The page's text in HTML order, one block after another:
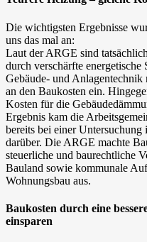
Die wichtigsten Ergebnisse
uns das mal an:
Laut der ARGE sind
durch verschärfte energetische
Gebäude- und
an den Baukosten ein.
Kosten für die
Ergebnis kam die
bereits bei einer
darüber. Die ARGE machte
steuerliche und baurechtliche
Bauland sowie kommunale
Wohnungsbau aus.
Baukosten durch eine
einsparen